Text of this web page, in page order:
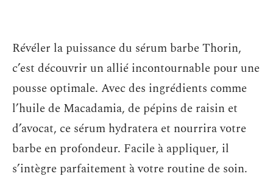
Révéler la puissance du sérum barbe Thorin,
c’est découvrir un allié incontournable pour une
pousse optimale. Avec des ingrédients comme
l’huile de Macadamia, de pépins de raisin et
d’avocat, ce sérum hydratera et nourrira votre
barbe en profondeur. Facile à appliquer, il
s’intègre parfaitement à votre routine de soin.